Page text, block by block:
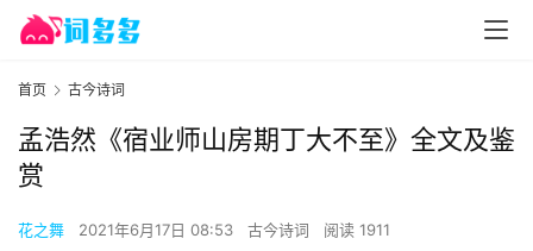
首页 古今诗词
孟浩然《宿业师山房期丁大不至》全文及鉴
赏
花之舞 2021年6月17日 08:53 古今诗词 阅读 1911